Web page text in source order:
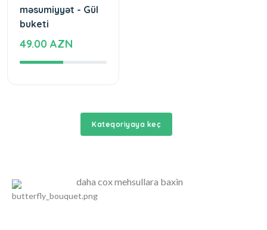
məsumiyyət - Gül
buketi
49.00 AZN
Kateqoriyaya keç
daha cox mehsullara baxin